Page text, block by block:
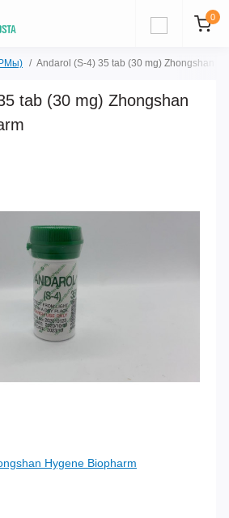
0
Andarol (S-4) 35 tab (30 mg) Zhongshan
tab (30 mg) Zhongshan
Hygene Biopharm